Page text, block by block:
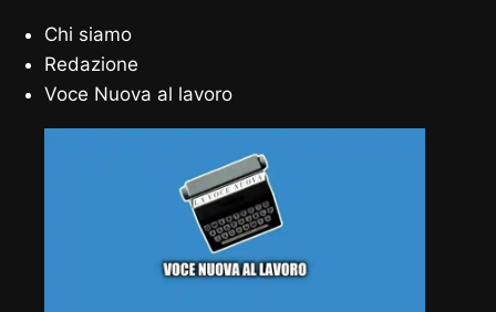
Chi siamo
Redazione
Voce Nuova al lavoro